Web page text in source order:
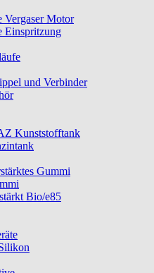
Vergaser Motor
Einspritzung
und Verbinder
Kunststofftank
Gummi
Bio/e85